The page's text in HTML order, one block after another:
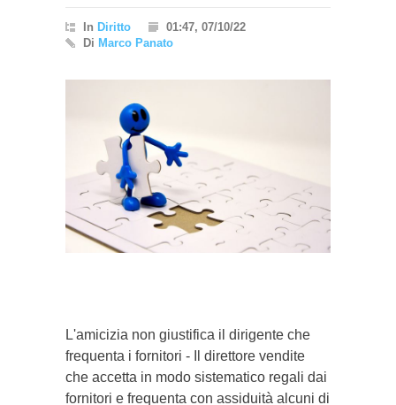
In Diritto
01:47, 07/10/22
Di Marco Panato
L'amicizia non giustifica il dirigente che
frequenta i fornitori - Il direttore vendite
che accetta in modo sistematico regali dai
fornitori e frequenta con assiduità alcuni di